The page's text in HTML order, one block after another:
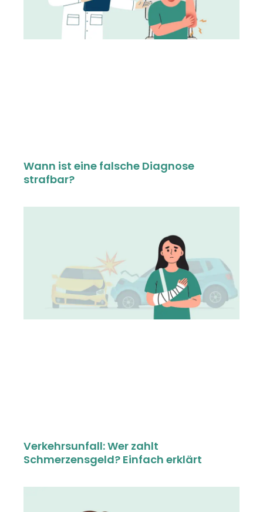
Wann ist eine falsche Diagnose
strafbar?
Verkehrsunfall: Wer zahlt
Schmerzensgeld? Einfach erklärt